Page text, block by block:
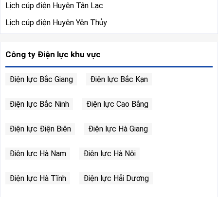
Lịch cúp điện Huyện Tân Lạc
Lịch cúp điện Huyện Yên Thủy
Công ty Điện lực khu vực
Điện lực Bắc Giang Điện lực Bắc Kạn
Điện lực Bắc Ninh Điện lực Cao Bằng
Điện lực Điện Biên Điện lực Hà Giang
Điện lực Hà Nam Điện lực Hà Nội
Điện lực Hà Tĩnh Điện lực Hải Dương